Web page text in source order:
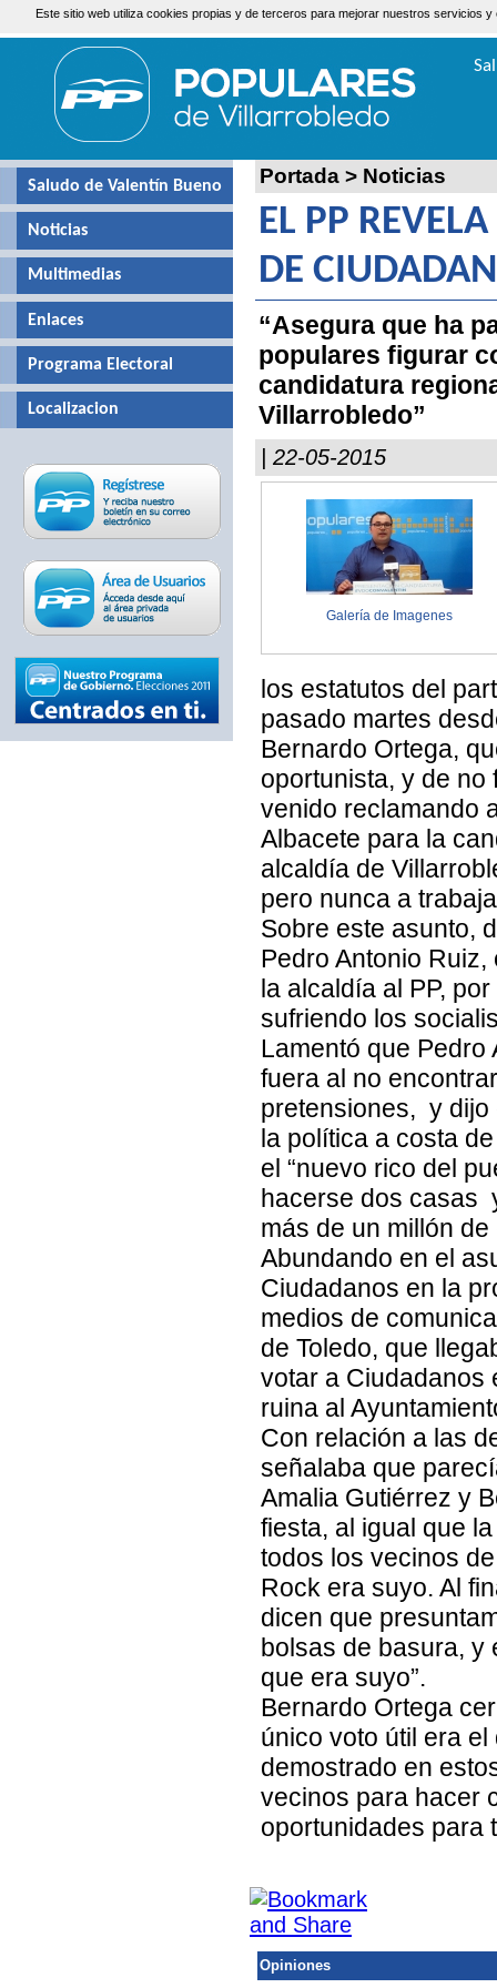
Este sitio web utiliza cookies propias y de terceros para mejorar nuestros servicios
Portada > Noticias
EL PP
DE
“Asegura que ha
populares figurar
candidatura
Villarrobledo”
| 22-05-2015
Galería de Imagenes
los estatutos del
pasado martes
Bernardo Ortega,
oportunista, y de no
venido reclamando
Albacete para la
alcaldía de
pero nunca a
Sobre este asunto,
Pedro Antonio
la alcaldía al PP,
sufriendo los
Lamentó que Pedro
fuera al no
pretensiones, y dijo
la política a costa
el “nuevo rico del
hacerse dos casas
más de un millón
Abundando en el
Ciudadanos en la
medios de
de Toledo, que
votar a Ciudadanos
ruina al
Con relación a las
señalaba que
Amalia Gutiérrez y
fiesta, al igual que
todos los vecinos
Rock era suyo. Al
dicen que
bolsas de basura, y
que era suyo”.
Bernardo Ortega
único voto útil era
demostrado en
vecinos para hacer
oportunidades para
Opiniones
Saludo de Valentín Bueno
Noticias
Multimedias
Enlaces
Programa Electoral
Localizacion
Domingo, 9 de Agosto de 2026